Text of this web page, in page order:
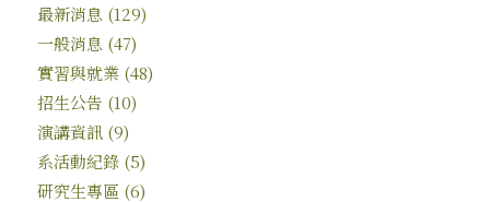
最新消息 (129)
一般消息 (47)
實習與就業(48)
招生公告 (10)
演講資訊(9)
系活動紀錄(5)
研究生專區 (6)